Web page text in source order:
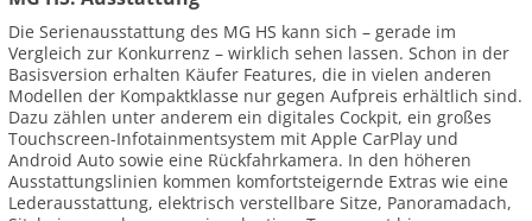
Die Serienausstattung des MG HS kann sich – gerade im
Vergleich zur Konkurrenz – wirklich sehen lassen. Schon in der
Basisversion erhalten Käufer Features, die in vielen anderen
Modellen der Kompaktklasse nur gegen Aufpreis erhältlich sind.
Dazu zählen unter anderem ein digitales Cockpit, ein großes
Touchscreen-Infotainmentsystem mit Apple CarPlay und
Android Auto sowie eine Rückfahrkamera. In den höheren
Ausstattungslinien kommen komfortsteigernde Extras wie eine
Lederausstattung, elektrisch verstellbare Sitze, Panoramadach,